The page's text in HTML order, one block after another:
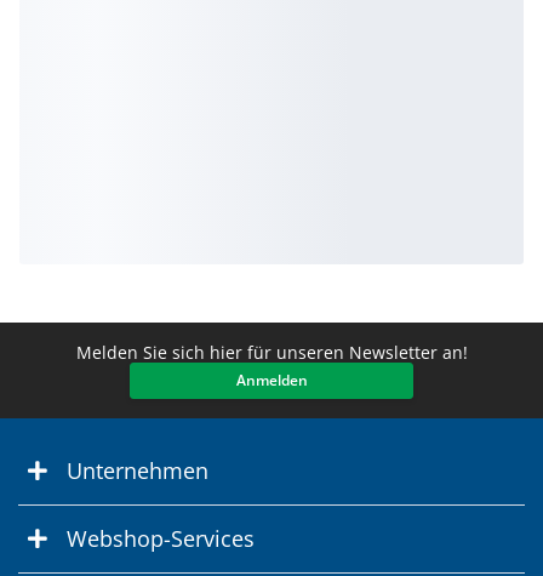
Melden Sie sich hier für unseren Newsletter an!
Anmelden
Unternehmen
Webshop-Services